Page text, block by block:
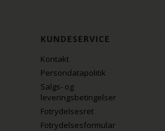
KUNDESERVICE
Kontakt
Persondatapolitik
Salgs- og
leveringsbetingelser
Fotrydelsesret
Fotrydelsesformular